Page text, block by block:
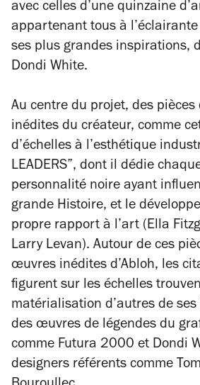
avec celles d’une quinzaine
appartenant tous à
ses plus grandes inspirations,
Dondi White.
Au centre du projet, des pièces
inédites du créateur, comme
d’échelles à l’esthétique
LEADERS”, dont il dédie
personnalité noire ayant
grande Histoire, et le
propre rapport à l’art (Ella
Larry Levan). Autour de ces
œuvres inédites d’Abloh, les
figurent sur les échelles
matérialisation d’autres de
des œuvres de légendes du
comme Futura 2000 et Dondi
designers référents comme